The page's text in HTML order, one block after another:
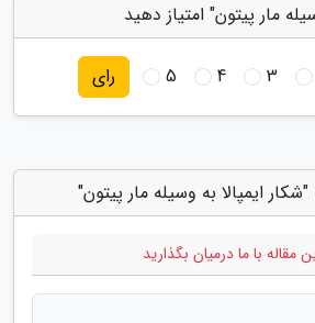
مار پیتون" امتیاز دهید
3
4
5 رای
ایمپالا به وسیله مار پیتون"
مقاله با ما درمیان بگذارید